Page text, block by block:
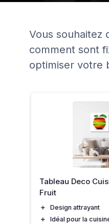
Vous souhaitez
comment sont
optimiser votre
Tableau Deco
Fruit
＋
Design attrayant
＋
Idéal pour la